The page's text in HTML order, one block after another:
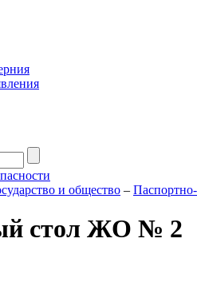
и общество –
стол ЖО № 2